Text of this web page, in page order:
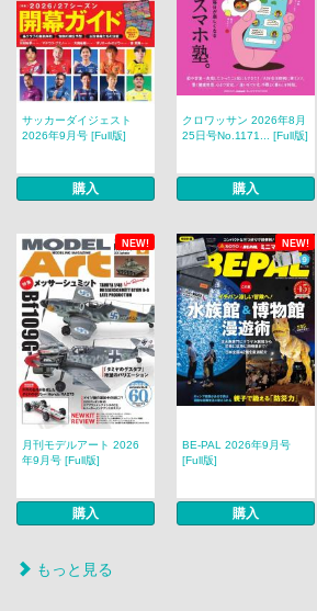
サッカーダイジェスト
2026年9月号 [Full版]
購入
クロワッサン 2026年8月
25日号No.1171... [Full版]
購入
NEW! NEW!
月刊モデルアート 2026
年9月号 [Full版]
購入
BE-PAL 2026年9月号
[Full版]
購入
もっと見る